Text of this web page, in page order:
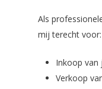
Als
mij terecht voor:
Inkoop van
Verkoop